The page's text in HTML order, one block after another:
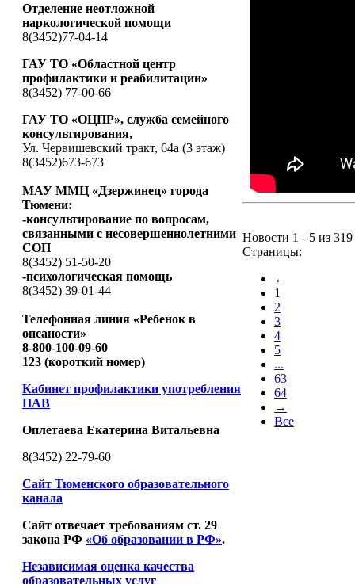
Отделение неотложной
наркологической помощи
8(3452)77-04-14
ГАУ ТО «Областной центр
профилактики и реабилитации»
8(3452) 77-00-66
ГАУ ТО «ОЦПР», служба семейного
консультирования,
Ул. Червишевский тракт, 64а (3 этаж)
8(3452)673-673
МАУ ММЦ «Дзержинец» города
Тюмени:
-консультирование по вопросам,
связанными с несовершеннолетними
СОП
8(3452) 51-50-20
-психологическая помощь
8(3452) 39-01-44
Телефонная линия «Ребенок в
опсаности»
8-800-100-09-60
123 (короткий номер)
Кабинет профилактики употребления
ПАВ
Оплетаева Екатерина Витальевна
8(3452) 22-79-60
Сайт Тюменского образовательного
канала
Сайт отвечает требованиям ст. 29
закона РФ «Об образовании в РФ».
Независимая оценка качества
образовательных услуг
Новости 1 - 5 из 319
Страницы:
←
1
2
3
4
5
...
63
64
→
Все